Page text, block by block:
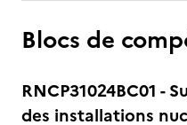
Blocs de
RNCP31024BC01 -
des installations